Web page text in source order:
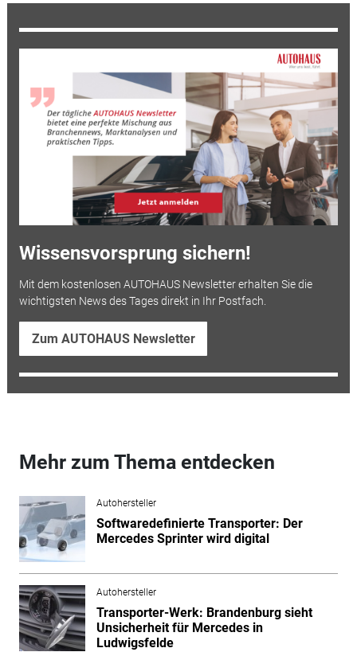
Wissensvorsprung sichern!
Mit dem kostenlosen AUTOHAUS Newsletter erhalten Sie die
wichtigsten News des Tages direkt in Ihr Postfach.
Zum AUTOHAUS Newsletter
Mehr zum Thema entdecken
Autohersteller
Softwaredefinierte Transporter: Der
Mercedes Sprinter wird digital
Autohersteller
Transporter-Werk: Brandenburg sieht
Unsicherheit für Mercedes in
Ludwigsfelde